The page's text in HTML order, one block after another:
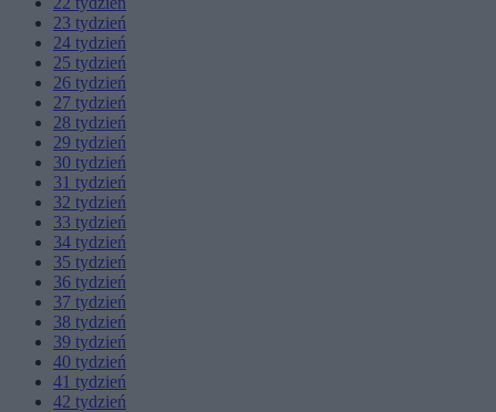
23 tydzień
24 tydzień
25 tydzień
26 tydzień
27 tydzień
28 tydzień
29 tydzień
30 tydzień
31 tydzień
32 tydzień
33 tydzień
34 tydzień
35 tydzień
36 tydzień
37 tydzień
38 tydzień
39 tydzień
40 tydzień
41 tydzień
42 tydzień